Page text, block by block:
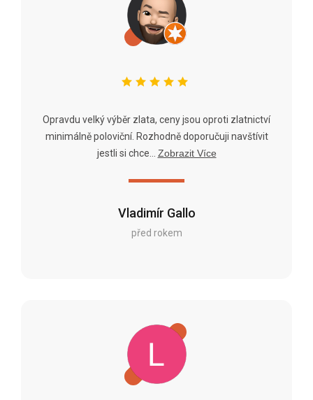
Vladimír Gallo
před rokem
Opravdu velký výběr zlata, ceny jsou oproti zlatnictví
minimálně poloviční. Rozhodně doporučuji navštívit
jestli si chce...
Zobrazit Více